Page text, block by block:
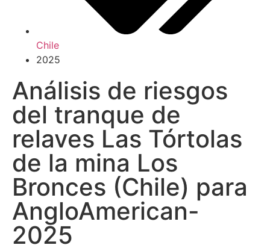
Chile
2025
Análisis de riesgos
del tranque de
relaves Las Tórtolas
de la mina Los
Bronces (Chile) para
AngloAmerican-
2025